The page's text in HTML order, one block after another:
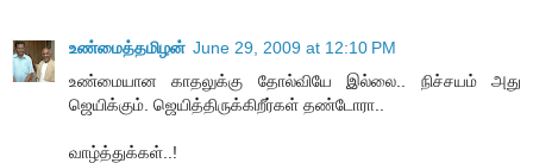
உண்மைத்தமிழன் June 29, 2009 at 12:10 PM
உண்மையான காதலுக்கு தோல்வியே இல்லை.. நிச்சயம் அது
ஜெயிக்கும். ஜெயித்திருக்கிறீர்கள் தண்டோரா..
வாழ்த்துக்கள்..!